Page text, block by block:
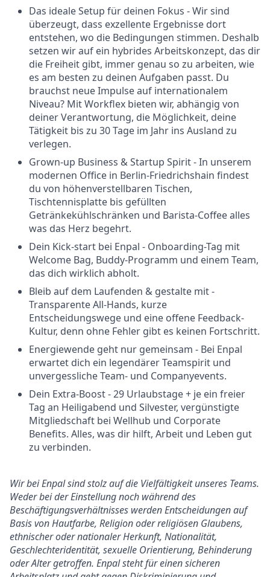
Das ideale Setup für deinen Fokus - Wir sind
überzeugt, dass exzellente Ergebnisse dort
entstehen, wo die Bedingungen stimmen. Deshalb
setzen wir auf ein hybrides Arbeitskonzept, das dir
die Freiheit gibt, immer genau so zu arbeiten, wie
es am besten zu deinen Aufgaben passt. Du
brauchst neue Impulse auf internationalem
Niveau? Mit Workflex bieten wir, abhängig von
deiner Verantwortung, die Möglichkeit, deine
Tätigkeit bis zu 30 Tage im Jahr ins Ausland zu
verlegen.
Grown-up Business & Startup Spirit - In unserem
modernen Office in Berlin-Friedrichshain findest
du von höhenverstellbaren Tischen,
Tischtennisplatte bis gefüllten
Getränkekühlschränken und Barista-Coffee alles
was das Herz begehrt.
Dein Kick-start bei Enpal - Onboarding-Tag mit
Welcome Bag, Buddy-Programm und einem Team,
das dich wirklich abholt.
Bleib auf dem Laufenden & gestalte mit -
Transparente All-Hands, kurze
Entscheidungswege und eine offene Feedback-
Kultur, denn ohne Fehler gibt es keinen Fortschritt.
Energiewende geht nur gemeinsam - Bei Enpal
erwartet dich ein legendärer Teamspirit und
unvergessliche Team- und Companyevents.
Dein Extra-Boost - 29 Urlaubstage + je ein freier
Tag an Heiligabend und Silvester, vergünstigte
Mitgliedschaft bei Wellhub und Corporate
Benefits. Alles, was dir hilft, Arbeit und Leben gut
zu verbinden.
Wir bei Enpal sind stolz auf die Vielfältigkeit unseres Teams.
Weder bei der Einstellung noch während des
Beschäftigungsverhältnisses werden Entscheidungen auf
Basis von Hautfarbe, Religion oder religiösen Glaubens,
ethnischer oder nationaler Herkunft, Nationalität,
Geschlechteridentität, sexuelle Orientierung, Behinderung
oder Alter getroffen. Enpal steht für einen sicheren